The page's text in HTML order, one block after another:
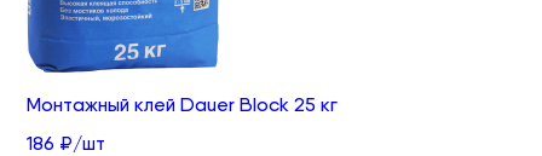
Монтажный клей Dauer Block 25 кг
186 ₽/шт